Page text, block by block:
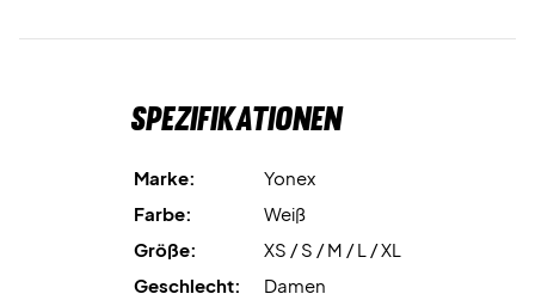
Spezifikationen
Marke:
Yonex
Farbe:
Weiß
Größe:
XS / S / M / L / XL
Geschlecht:
Damen